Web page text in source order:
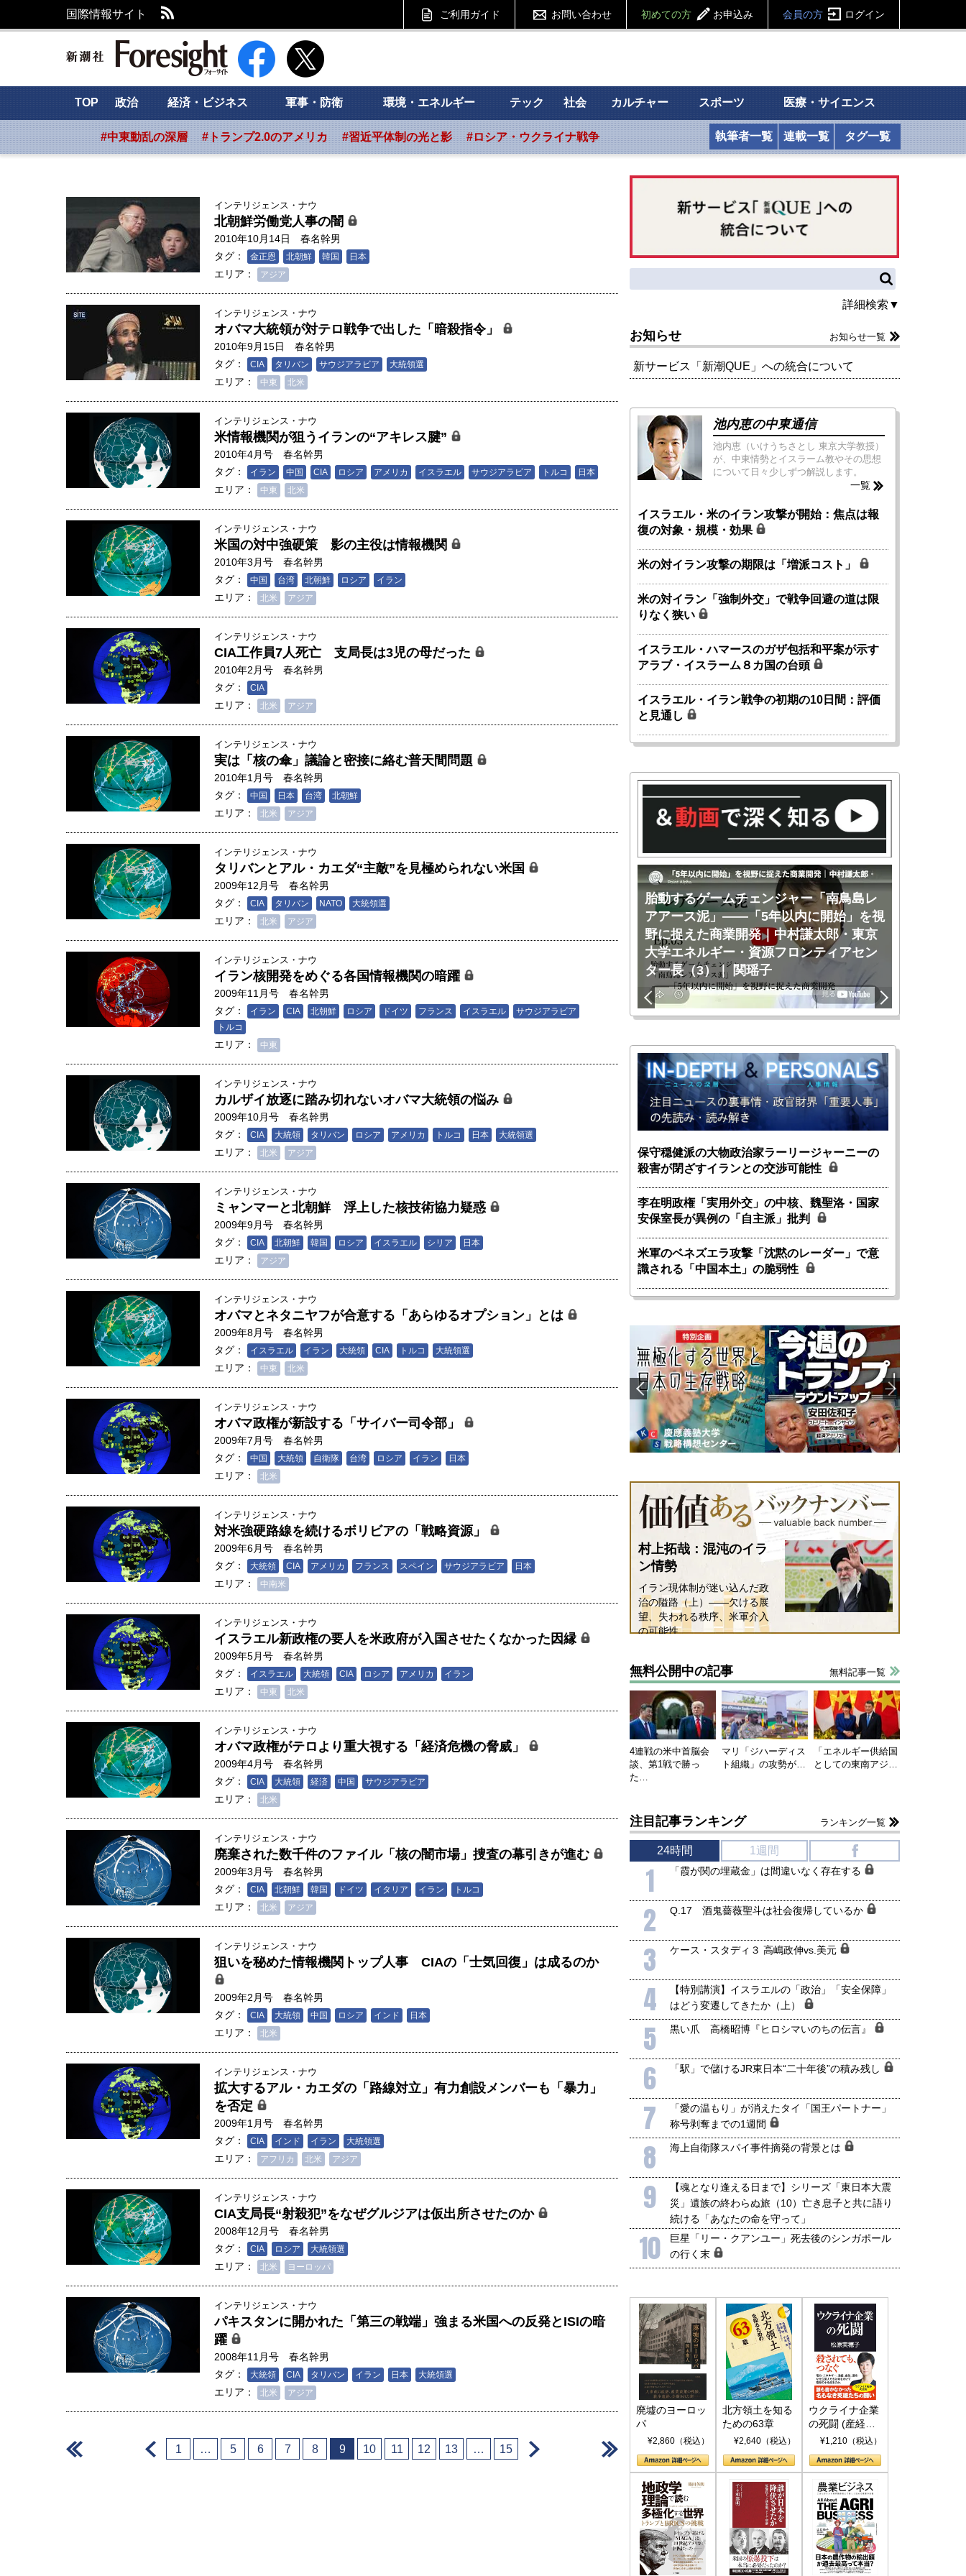
国際情報サイト ご利用ガイド お問い合わせ 初めての方 お申込み 会員の方 ログイン
新潮社 Foresight フォーサイト
TOP 政治 経済・ビジネス 軍事・防衛 環境・エネルギー テック 社会 カルチャー スポーツ 医療・サイエンス
#中東動乱の深層 #トランプ2.0のアメリカ #習近平体制の光と影 #ロシア・ウクライナ戦争 執筆者一覧 連載一覧 タグ一覧
インテリジェンス・ナウ
北朝鮮労働党人事の闇
2010年10月14日
春名幹男
タグ：
金正恩 北朝鮮 韓国 日本
エリア： アジア
インテリジェンス・ナウ
オバマ大統領が対テロ戦争で出した「暗殺指令」
2010年9月15日
春名幹男
タグ：
CIA タリバン サウジアラビア 大統領選
エリア： 中東 北米
インテリジェンス・ナウ
米情報機関が狙うイランの“アキレス腱”
2010年4月号
春名幹男
タグ：
イラン 中国 CIA ロシア アメリカ イスラエル サウジアラビア トルコ 日本
エリア： 中東 北米
インテリジェンス・ナウ
米国の対中強硬策 影の主役は情報機関
2010年3月号
春名幹男
タグ：
中国 台湾 北朝鮮 ロシア イラン
エリア： 北米 アジア
インテリジェンス・ナウ
CIA工作員7人死亡 支局長は3児の母だった
2010年2月号
春名幹男
タグ：
CIA
エリア： 北米 アジア
インテリジェンス・ナウ
実は「核の傘」議論と密接に絡む普天間問題
2010年1月号
春名幹男
タグ：
中国 日本 台湾 北朝鮮
エリア： 北米 アジア
インテリジェンス・ナウ
タリバンとアル・カエダ“主敵”を見極められない米国
2009年12月号
春名幹男
タグ：
CIA タリバン NATO 大統領選
エリア： 北米 アジア
インテリジェンス・ナウ
イラン核開発をめぐる各国情報機関の暗躍
2009年11月号
春名幹男
タグ：
イラン CIA 北朝鮮 ロシア ドイツ フランス イスラエル
サウジアラビア
トルコ
エリア： 中東
インテリジェンス・ナウ
カルザイ放逐に踏み切れないオバマ大統領の悩み
2009年10月号
春名幹男
タグ：
CIA 大統領 タリバン ロシア アメリカ トルコ 日本 大統領選
エリア： 北米 アジア
インテリジェンス・ナウ
ミャンマーと北朝鮮 浮上した核技術協力疑惑
2009年9月号
春名幹男
タグ：
CIA 北朝鮮 韓国 ロシア イスラエル シリア 日本
エリア： アジア
インテリジェンス・ナウ
オバマとネタニヤフが合意する「あらゆるオプション」とは
2009年8月号
春名幹男
タグ：
イスラエル イラン 大統領 CIA トルコ 大統領選
エリア： 中東 北米
インテリジェンス・ナウ
オバマ政権が新設する「サイバー司令部」
2009年7月号
春名幹男
タグ：
中国 大統領 自衛隊 台湾 ロシア イラン 日本
エリア： 北米
インテリジェンス・ナウ
対米強硬路線を続けるボリビアの「戦略資源」
2009年6月号
春名幹男
タグ：
大統領 CIA アメリカ フランス スペイン サウジアラビア 日本
エリア： 中南米
インテリジェンス・ナウ
イスラエル新政権の要人を米政府が入国させたくなかった因縁
2009年5月号
春名幹男
タグ：
イスラエル 大統領 CIA ロシア アメリカ イラン
エリア： 中東 北米
インテリジェンス・ナウ
オバマ政権がテロより重大視する「経済危機の脅威」
2009年4月号
春名幹男
タグ：
CIA 大統領 経済 中国 サウジアラビア
エリア： 北米
インテリジェンス・ナウ
廃棄された数千件のファイル「核の闇市場」捜査の幕引きが進む
2009年3月号
春名幹男
タグ：
CIA 北朝鮮 韓国 ドイツ イタリア イラン トルコ
エリア： 北米 アジア
インテリジェンス・ナウ
狙いを秘めた情報機関トップ人事 CIAの「士気回復」は成るのか
2009年2月号
春名幹男
タグ：
CIA 大統領 中国 ロシア インド 日本
エリア： 北米
インテリジェンス・ナウ
拡大するアル・カエダの「路線対立」有力創設メンバーも「暴力」
を否定
2009年1月号
春名幹男
タグ：
CIA インド イラン 大統領選
エリア： アフリカ 北米 アジア
インテリジェンス・ナウ
CIA支局長“射殺犯”をなぜグルジアは仮出所させたのか
2008年12月号
春名幹男
タグ：
CIA ロシア 大統領選
エリア： 北米 ヨーロッパ
インテリジェンス・ナウ
パキスタンに開かれた「第三の戦端」強まる米国への反発とISIの暗
躍
2008年11月号
春名幹男
タグ：
大統領 CIA タリバン イラン 日本 大統領選
エリア： 北米 アジア
＜ 1 … 5 6 7 8 9 10 11 12 13 … 15 ＞
詳細検索▼
お知らせ お知らせ一覧
新サービス「新潮QUE」への統合について
池内恵の中東通信
池内恵（いけうちさとし 東京大学教授）
が、中東情勢とイスラーム教やその思想
について日々少しずつ解説します。
一覧
イスラエル・米のイラン攻撃が開始：焦点は報
復の対象・規模・効果
米の対イラン攻撃の期限は「増派コスト」
米の対イラン「強制外交」で戦争回避の道は限
りなく狭い
イスラエル・ハマースのガザ包括和平案が示す
アラブ・イスラーム８カ国の台頭
イスラエル・イラン戦争の初期の10日間：評価
と見通し
人は「地上の太陽」を手にするか 核融
界像」｜江尻晶・東京大学大学院新領域
創成科学研究科教授（4）｜ 関瑶子
ー長（4）｜ 関瑶子
胎動するゲームチェンジャー「南鳥島レ
アアース泥」――「5年以内に開始」を視
野に捉えた商業開発｜中村謙太郎・東京
大学エネルギー・資源フロンティアセン
ター長（3）｜ 関瑶子
保守穏健派の大物政治家ラーリージャーニーの
殺害が閉ざすイランとの交渉可能性
李在明政権「実用外交」の中核、魏聖洛・国家
安保室長が異例の「自主派」批判
米軍のベネズエラ攻撃「沈黙のレーダー」で意
識される「中国本土」の脆弱性
村上拓哉：混沌のイラ
ン情勢
イラン現体制が迷い込んだ政
治の隘路（上）――欠ける展
望、失われる秩序、米軍介入
の可能性
無料公開中の記事 無料記事一覧
4連戦の米中首脳会
談、第1戦で勝っ
た…
マリ「ジハーディス
ト組織」の攻勢が…
「エネルギー供給国
としての東南アジ…
注目記事ランキング ランキング一覧
24時間 1週間
1 「霞が関の埋蔵金」は間違いなく存在する
2 Q.17 酒鬼薔薇聖斗は社会復帰しているか
3 ケース・スタディ３ 高嶋政伸vs.美元
4
【特別講演】イスラエルの「政治」「安全保障」
はどう変遷してきたか（上）
5 黒い爪 高橋昭博『ヒロシマいのちの伝言』
6 「駅」で儲けるJR東日本“二十年後”の積み残し
7
「愛の温もり」が消えたタイ「国王パートナー」
称号剥奪までの1週間
8 海上自衛隊スパイ事件摘発の背景とは
9
【魂となり逢える日まで】シリーズ「東日本大震
災」遺族の終わらぬ旅（10）亡き息子と共に語り
続ける「あなたの命を守って」
10
巨星「リー・クアンユー」死去後のシンガポール
の行く末
廃墟のヨーロッ
パ
¥2,860（税込）
北方領土を知る
ための63章
¥2,640（税込）
ウクライナ企業
の死闘 (産経セ
レクト S 039)
¥1,210（税込）